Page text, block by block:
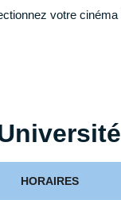
votre cinéma
HORAIRES